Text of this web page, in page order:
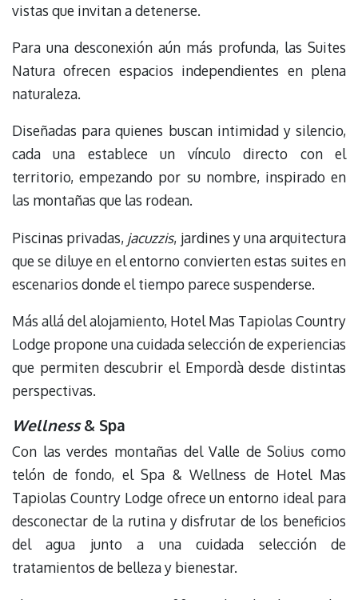
vistas que invitan a detenerse.
Para una desconexión aún más profunda, las Suites
Natura ofrecen espacios independientes en plena
naturaleza.
Diseñadas para quienes buscan intimidad y silencio,
cada una establece un vínculo directo con el
territorio, empezando por su nombre, inspirado en
las montañas que las rodean.
Piscinas privadas, jacuzzis, jardines y una arquitectura
que se diluye en el entorno convierten estas suites en
escenarios donde el tiempo parece suspenderse.
Más allá del alojamiento, Hotel Mas Tapiolas Country
Lodge propone una cuidada selección de experiencias
que permiten descubrir el Empordà desde distintas
perspectivas.
Wellness& Spa
Con las verdes montañas del Valle de Solius como
telón de fondo, el Spa & Wellness de Hotel Mas
Tapiolas Country Lodge ofrece un entorno ideal para
desconectar de la rutina y disfrutar de los beneficios
del agua junto a una cuidada selección de
tratamientos de belleza y bienestar.